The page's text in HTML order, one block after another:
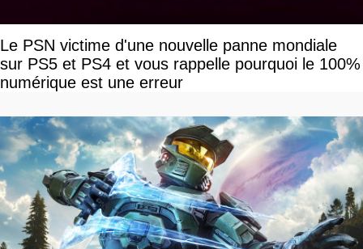
Le PSN victime d'une nouvelle panne mondiale
sur PS5 et PS4 et vous rappelle pourquoi le 100%
numérique est une erreur